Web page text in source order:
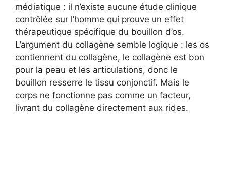
médiatique : il n’existe aucune étude clinique
contrôlée sur l’homme qui prouve un effet
thérapeutique spécifique du bouillon d’os.
L’argument du collagène semble logique : les os
contiennent du collagène, le collagène est bon
pour la peau et les articulations, donc le
bouillon resserre le tissu conjonctif. Mais le
corps ne fonctionne pas comme un facteur,
livrant du collagène directement aux rides.